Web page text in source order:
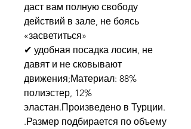
даст вам полную свободу
действий в зале, не боясь
«засветиться»
✔ удобная посадка лосин, не
давят и не сковывают
движения;Материал: 88%
полиэстер, 12%
эластан.Произведено в Турции.
.Размер подбирается по объему